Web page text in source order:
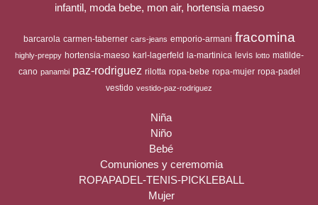
infantil, moda bebe, mon air, hortensia maeso
barcarola carmen-taberner cars-jeans emporio-armani fracomina
highly-preppy hortensia-maeso karl-lagerfeld la-martinica levis lotto matilde-
cano panambi paz-rodriguez rilotta ropa-bebe ropa-mujer ropa-padel
vestido vestido-paz-rodriguez
Niña
Niño
Bebé
Comuniones y ceremomia
ROPAPADEL-TENIS-PICKLEBALL
Mujer